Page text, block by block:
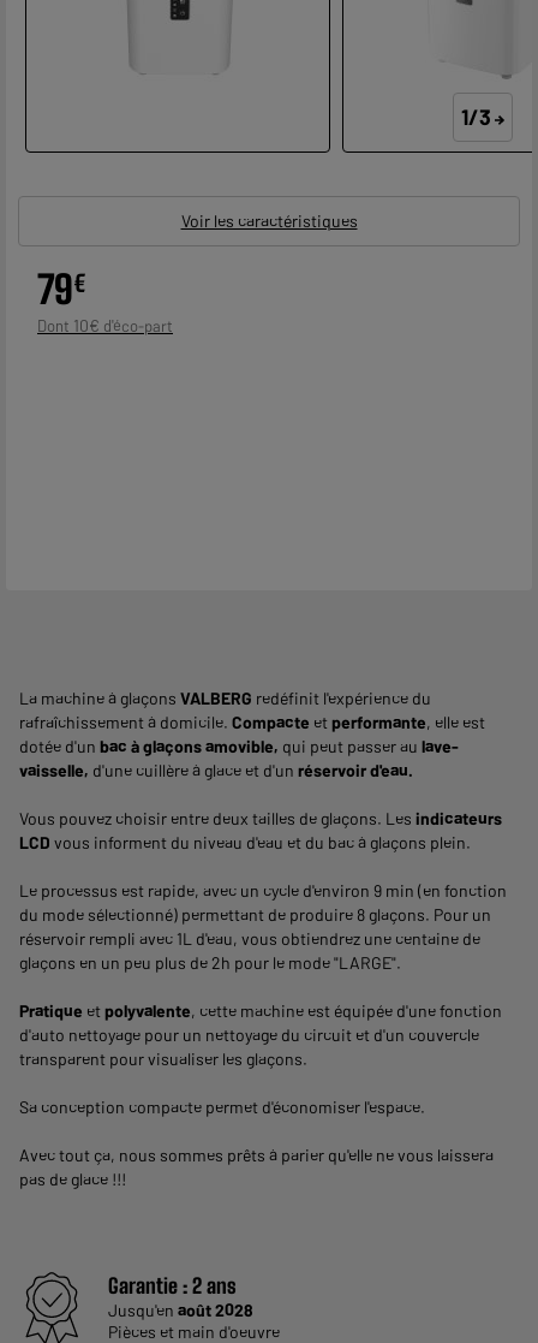
1/3
Voir les caractéristiques
79€
Dont 10€
La machine à glaçons VALBERG redéfinit l'expérience du
rafraîchissement à domicile. Compacte etperformante, elle est
dotée d'un bac à glaçons amovible, qui peut passer au lave-
vaisselle, d'une cuillère à glace et d'un réservoir d'eau.
Vous pouvez choisir entre deux tailles de glaçons. Les indicateurs
LCD vous informent du niveau d'eau et du bac à glaçons plein.
Le processus est rapide, avec un cycle d'environ 9 min (en fonction
du mode sélectionné) permettant de produire 8 glaçons. Pour un
réservoir rempli avec 1L d'eau, vous obtiendrez une centaine de
glaçons en un peu plus de 2h pour le mode "LARGE".
Pratique etpolyvalente, cette machine est équipée d'une fonction
d'auto nettoyage pour un nettoyage du circuit et d'un couvercle
transparent pour visualiser les glaçons.
Sa conception compacte permet d'économiser l'espace.
Avec tout ça, nous sommes prêts à parier qu'elle ne vous laissera
pas de glace !!!
Garantie :2 ans
Jusqu'en août 2028
Pièces et main d'oeuvre